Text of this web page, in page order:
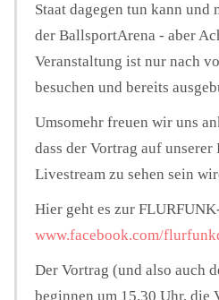
Staat dagegen tun kann und
der BallsportArena - aber
Veranstaltung ist nur nach
besuchen und bereits
Umsomehr freuen wir uns
dass der Vortrag auf unserer
Livestream zu sehen sein
Hier geht es zur
www.facebook.com/
Der Vortrag (und also auch
beginnen um 15.30 Uhr, die